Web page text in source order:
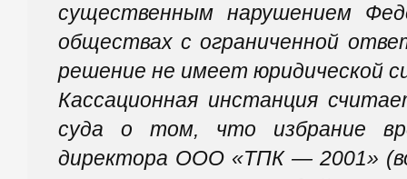
существенным нарушением
обществах с ограниченной
решение не имеет юридической
Кассационная инстанция
суда о том, что избрание
директора ООО «ТПК — 2001»